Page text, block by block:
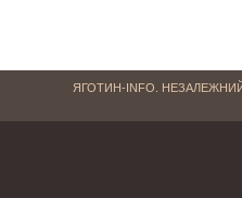
ЯГОТИН-INFO.